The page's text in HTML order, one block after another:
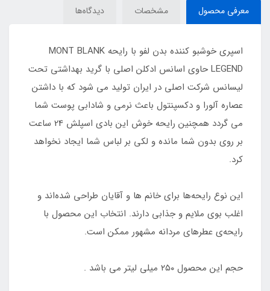
معرفی محصول مشخصات دیدگاه‌ها
اسپری خوشبو کننده بدن لفو با رایحه MONT BLANK
LEGEND حاوی اسانس ادکلن اصلی با گرید بهداشتی تحت
لیسانس شرکت اصلی در ایران تولید می شود که با داشتن
عصاره آلورا و دکسپنتول باعث نرمی و شادابی پوست شما
می گردد همچنین رایحه خوش این بادی اسپلش 24 ساعت
بر روی بدون شما مانده و لکی بر لباس شما ایجاد نخواهد
کرد.
این نوع رایحه‌ها برای خانم ها و آقایان طراحی شده‌اند و
اغلب بوی ملایم و جذابی دارند. انتخاب این محصول با
رایحه‌ی عطرهای مردانه مشهور ممکن است.
حجم این محصول ۲۵۰ میلی لیتر می باشد .